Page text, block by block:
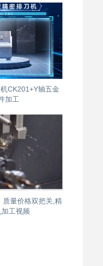
CK201+Y轴五金
加工
质量价格双把关,精
工视频